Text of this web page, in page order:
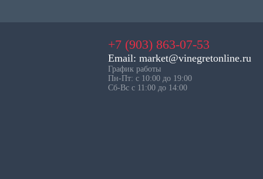
+7 (903) 863-07-53
Email: market@vinegretonline.ru
График работы
Пн-Пт: с 10:00 до 19:00
Сб-Вс с 11:00 до 14:00